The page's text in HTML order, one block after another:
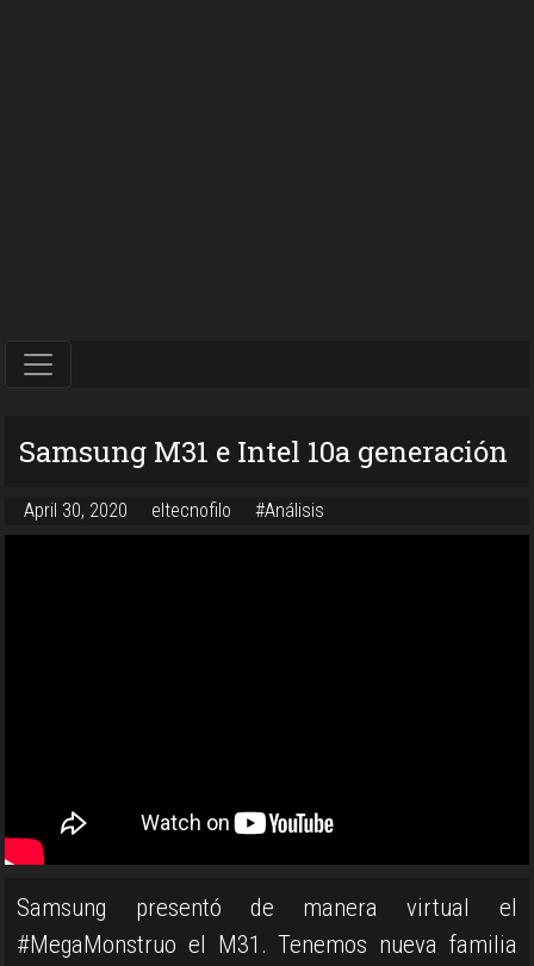
Samsung M31 e Intel 10a generación
April 30, 2020 eltecnofilo #Análisis
Samsung presentó de manera virtual el
#MegaMonstruo el M31. Tenemos nueva familia